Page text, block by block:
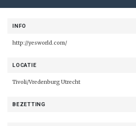
INFO
http://yesworld.com/
LOCATIE
Tivoli/Vredenburg Utrecht
BEZETTING